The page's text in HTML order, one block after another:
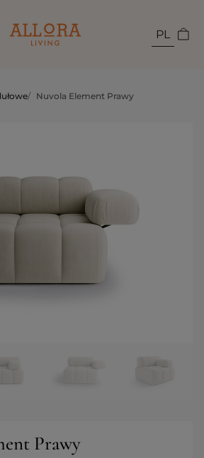
PL
/ Nuvola Element Prawy
Prawy